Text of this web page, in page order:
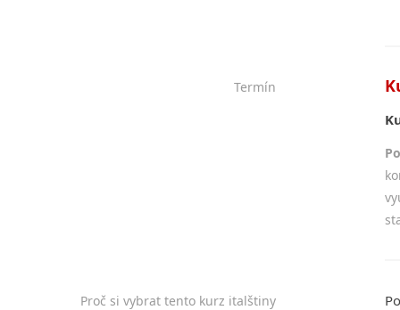
Termín
Proč si vybrat tento kurz italštiny